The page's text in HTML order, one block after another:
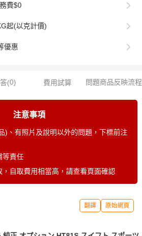
費$0
起(以克計價)
優惠
(0) 費用試算 問題商品反映流程
注意事項
)、有照片及說明以外的問題，下標前注
等責任
自取費用相當高，請查看頁面確認
翻譯 原始網頁